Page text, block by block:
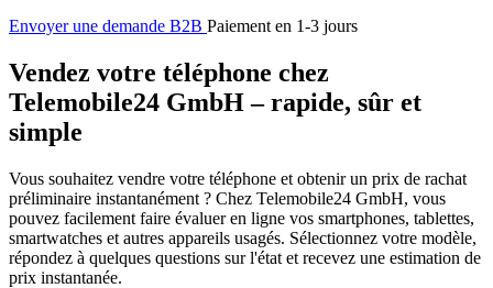
Envoyer une demande B2B Paiement en 1-3 jours
Vendez votre téléphone chez
Telemobile24 GmbH – rapide, sûr et
simple
Vous souhaitez vendre votre téléphone et obtenir un prix de rachat
préliminaire instantanément ? Chez Telemobile24 GmbH, vous
pouvez facilement faire évaluer en ligne vos smartphones, tablettes,
smartwatches et autres appareils usagés. Sélectionnez votre modèle,
répondez à quelques questions sur l'état et recevez une estimation de
prix instantanée.